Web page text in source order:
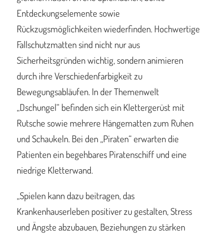
Entdeckungselemente sowie
Rückzugsmöglichkeiten wiederfinden. Hochwertige
Fallschutzmatten sind nicht nur aus
Sicherheitsgründen wichtig, sondern animieren
durch ihre Verschiedenfarbigkeit zu
Bewegungsabläufen. In der Themenwelt
„Dschungel“ befinden sich ein Klettergerüst mit
Rutsche sowie mehrere Hängematten zum Ruhen
und Schaukeln. Bei den „Piraten“ erwarten die
Patienten ein begehbares Piratenschiff und eine
niedrige Kletterwand.
„Spielen kann dazu beitragen, das
Krankenhauserleben positiver zu gestalten, Stress
und Ängste abzubauen, Beziehungen zu stärken